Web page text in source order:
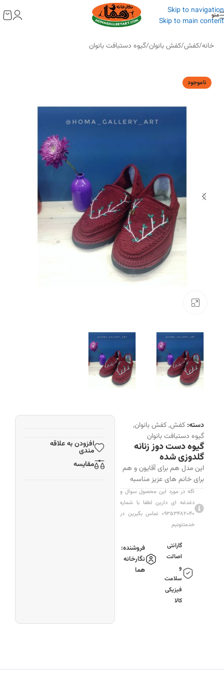
محتوا
Skip to navigation
Skip to main content
منو
خانه/کفش/کفش بانوان/گیوه دستبافت بانوان
ناموجود
دسته: کفش,کفش بانوان,
گیوه دستبافت بانوان
گیوه دست دوز زنانه
گلدوزی شده
این مدل هم برای آقایون و هم
برای خانم های عزیز مناسبه
اگه در مورد این محصول سوال و
دغدغه ای دارین لطفا با شماره
۰۹۳۵۳۴۸۲۰۴۰ تماس بگیرین در
خدمتتونیم
گارانتی
اصالت
و
سلامت
فیزیکی
کالا
فروشنده:
نگارخانه
هما
افزودن به علاقه
مندی
مقایسه